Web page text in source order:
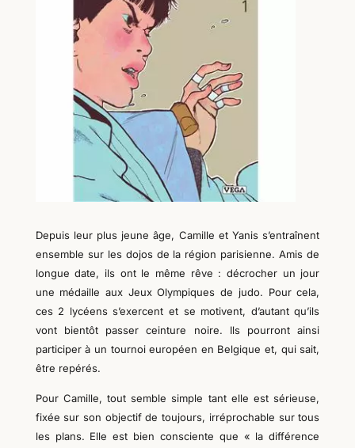
Depuis leur plus jeune âge, Camille et Yanis s’entraînent
ensemble sur les dojos de la région parisienne. Amis de
longue date, ils ont le même rêve : décrocher un jour
une médaille aux Jeux Olympiques de judo. Pour cela,
ces 2 lycéens s’exercent et se motivent, d’autant qu’ils
vont bientôt passer ceinture noire. Ils pourront ainsi
participer à un tournoi européen en Belgique et, qui sait,
être repérés.
Pour Camille, tout semble simple tant elle est sérieuse,
fixée sur son objectif de toujours, irréprochable sur tous
les plans. Elle est bien consciente que « la différence